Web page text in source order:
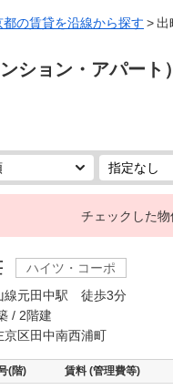
都の賃貸を沿線から探す > 出
ション・アパート
チェックした物
ハイツ・コーポ
線元田中駅 徒歩3分
/ 2階建
京区田中南西浦町
(階) 賃料 (管理費等)